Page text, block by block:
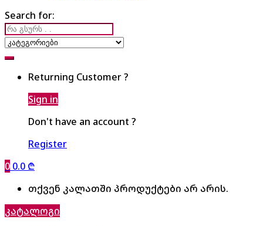
Search for:
Returning Customer ?
Sign in
Don't have an account ?
Register
0 0.0 ₾
თქვენ კალათში პროდუქტები არ არის.
კატალოგი